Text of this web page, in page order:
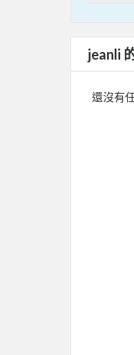
jeanli
還沒有